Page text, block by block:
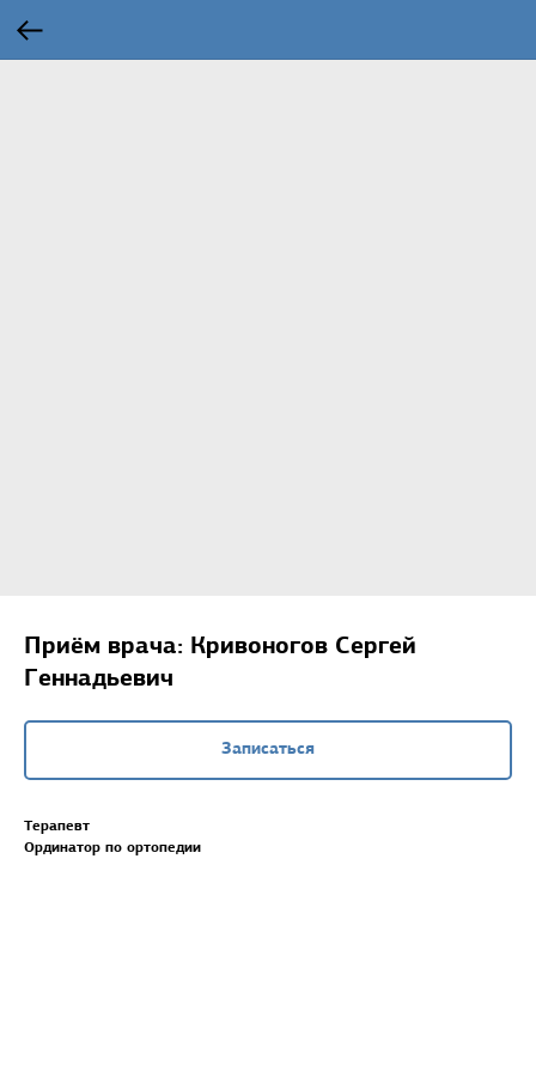
Приём врача: Кривоногов Сергей
Геннадьевич
Записаться
Терапевт
Ординатор по ортопедии